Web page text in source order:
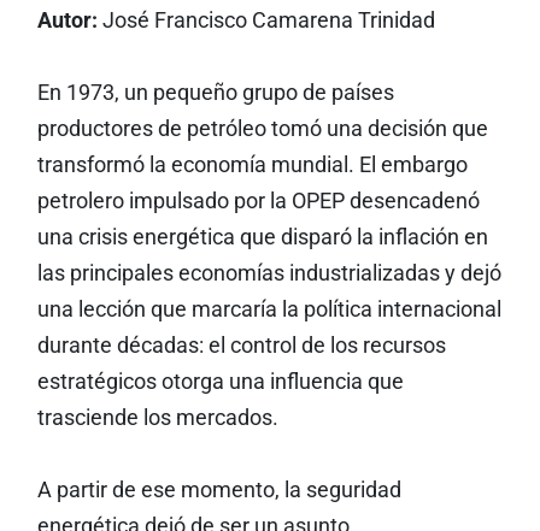
Autor: José Francisco Camarena Trinidad
En 1973, un pequeño grupo de países
productores de petróleo tomó una decisión que
transformó la economía mundial. El embargo
petrolero impulsado por la OPEP desencadenó
una crisis energética que disparó la inflación en
las principales economías industrializadas y dejó
una lección que marcaría la política internacional
durante décadas: el control de los recursos
estratégicos otorga una influencia que
trasciende los mercados.
A partir de ese momento, la seguridad
energética dejó de ser un asunto